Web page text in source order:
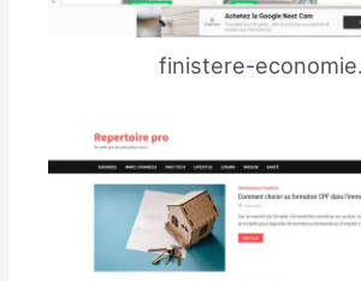
finistere-